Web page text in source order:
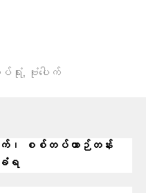
ရုံး, ဗုံးပေါက်
ါက်၊ စစ်တပ်ယာဉ်တန်း
ရ